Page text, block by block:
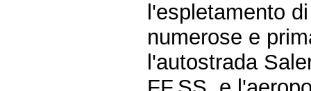
l'espletamento
numerose e
l'autostrada